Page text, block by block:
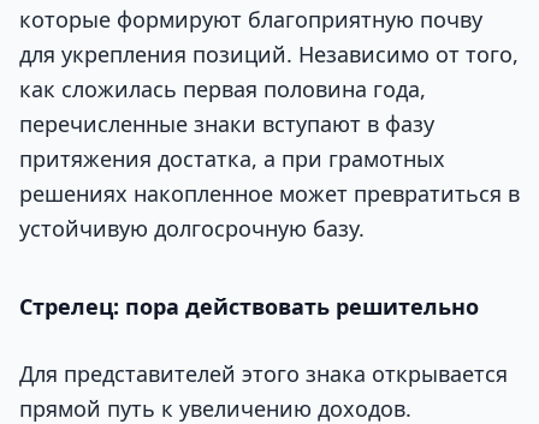
которые формируют благоприятную почву
для укрепления позиций. Независимо от того,
как сложилась первая половина года,
перечисленные знаки вступают в фазу
притяжения достатка, а при грамотных
решениях накопленное может превратиться в
устойчивую долгосрочную базу.
Стрелец: пора действовать решительно
Для представителей этого знака открывается
прямой путь к увеличению доходов.